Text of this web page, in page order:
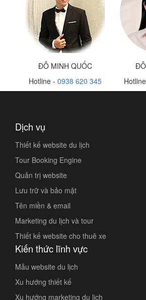
ĐỖ MINH QUỐC
Hotline - 0938 620 345
Dịch vụ
Thiết kế website du lịch
Tour Booking Engine
Quản trị website
Lưu trữ và bảo mật
Tên miền & email
Marketing du lịch và tour
Thiết kế website cho thuê xe
Kiến thức lĩnh vực
Mẫu website du lịch
Xu hướng thiết kế
Xu hướng marketing du lịch